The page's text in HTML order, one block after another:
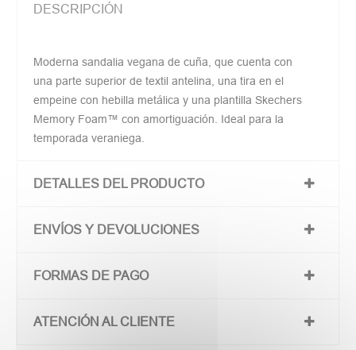
DESCRIPCIÓN
Moderna sandalia vegana de cuña, que cuenta con
una parte superior de textil antelina, una tira en el
empeine con hebilla metálica y una plantilla Skechers
Memory Foam™ con amortiguación. Ideal para la
temporada veraniega.
DETALLES DEL PRODUCTO
ENVÍOS Y DEVOLUCIONES
FORMAS DE PAGO
ATENCIÓN AL CLIENTE